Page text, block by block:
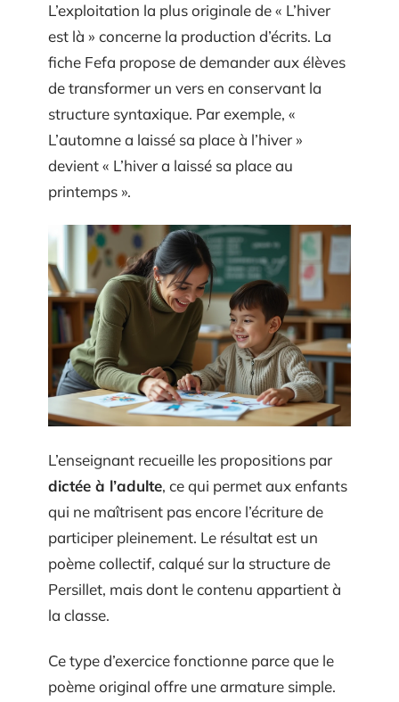
L’exploitation la plus originale de « L’hiver
est là » concerne la production d’écrits. La
fiche Fefa propose de demander aux élèves
de transformer un vers en conservant la
structure syntaxique. Par exemple, «
L’automne a laissé sa place à l’hiver »
devient « L’hiver a laissé sa place au
printemps ».
L’enseignant recueille les propositions par
dictée à l’adulte, ce qui permet aux enfants
qui ne maîtrisent pas encore l’écriture de
participer pleinement. Le résultat est un
poème collectif, calqué sur la structure de
Persillet, mais dont le contenu appartient à
la classe.
Ce type d’exercice fonctionne parce que le
poème original offre une armature simple.